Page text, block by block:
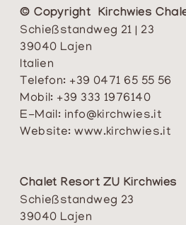
© Copyright Kirchwies
Schießstandweg 21 | 23
39040 Lajen
Italien
Telefon: +39 0471 65 55 56
Mobil: +39 333 1976140
E-Mail: info@kirchwies.it
Website:www.kirchwies.it
Chalet Resort ZU Kirchwies
Schießstandweg 23
39040 Lajen